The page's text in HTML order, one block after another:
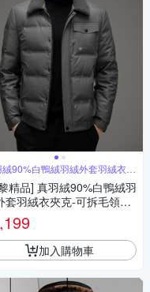
90%白鴨絨羽絨外套羽絨衣夾
精品] 真羽絨90%白鴨絨羽
套羽絨衣夾克-可拆毛領加
寒保暖男外套3色a1is155
加入購物車